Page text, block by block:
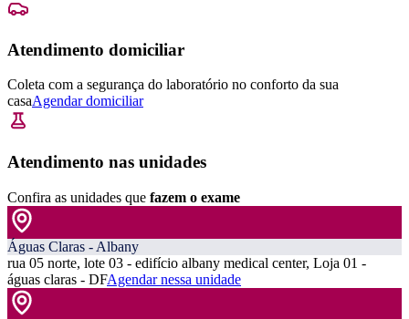
Atendimento domiciliar
Coleta com a segurança do laboratório no conforto da sua
casaAgendar domiciliar
Atendimento nas unidades
Confira as unidades que fazem o exame
Águas Claras - Albany
rua 05 norte, lote 03 - edifício albany medical center, Loja 01 -
águas claras - DFAgendar nessa unidade